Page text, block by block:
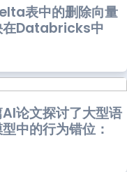
表中的删除向量
在Databricks中
论文探讨了大型语
中的行为错位：